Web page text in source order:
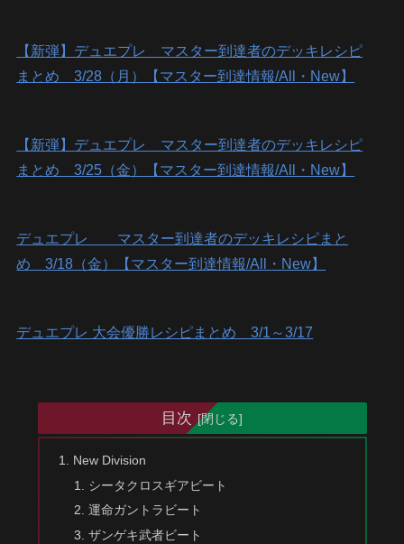
【新弾】デュエプレ マスター到達者のデッキレシピ
まとめ 3/28（月）【マスター到達情報/All・New】
【新弾】デュエプレ マスター到達者のデッキレシピ
まとめ 3/25（金）【マスター到達情報/All・New】
デュエプレ マスター到達者のデッキレシピまと
め 3/18（金）【マスター到達情報/All・New】
デュエプレ 大会優勝レシピまとめ 3/1～3/17
目次
New Division
シータクロスギアビート
運命ガントラビート
ザンゲキ武者ビート